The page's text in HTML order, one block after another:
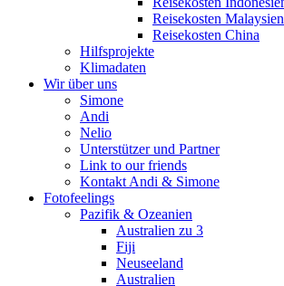
Reisekosten Malaysien
Reisekosten China
Hilfsprojekte
Klimadaten
Wir über uns
Simone
Andi
Nelio
Unterstützer und Partner
Link to our friends
Kontakt Andi & Simone
Fotofeelings
Pazifik & Ozeanien
Australien zu 3
Fiji
Neuseeland
Australien